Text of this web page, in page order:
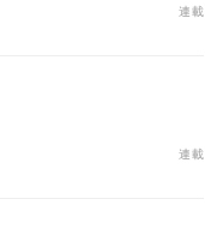
連載
連載